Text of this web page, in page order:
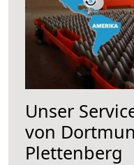
Unser
von
Plettenberg